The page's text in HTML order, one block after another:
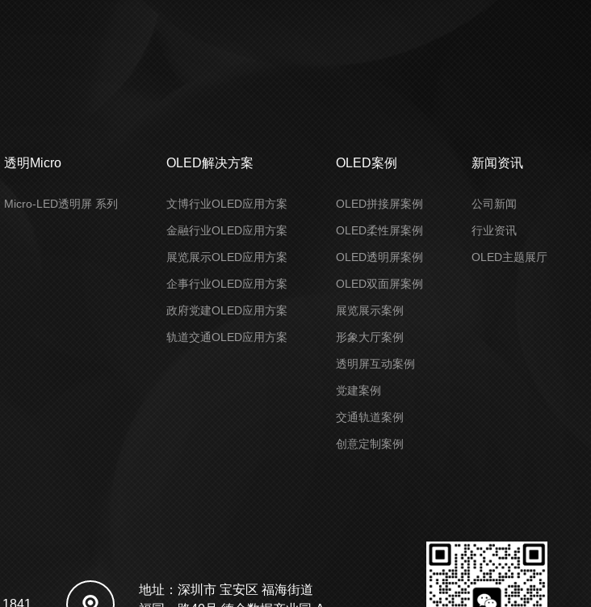
透明Micro
Micro-LED透明屏 系列
OLED解决方案
文博行业OLED应用方案
金融行业OLED应用方案
展览展示OLED应用方案
企事行业OLED应用方案
政府党建OLED应用方案
轨道交通OLED应用方案
OLED案例
OLED拼接屏案例
OLED柔性屏案例
OLED透明屏案例
OLED双面屏案例
展览展示案例
形象大厅案例
透明屏互动案例
党建案例
交通轨道案例
创意定制案例
新闻资讯
公司新闻
行业资讯
OLED主题展厅
地址：深圳市 宝安区 福海街道